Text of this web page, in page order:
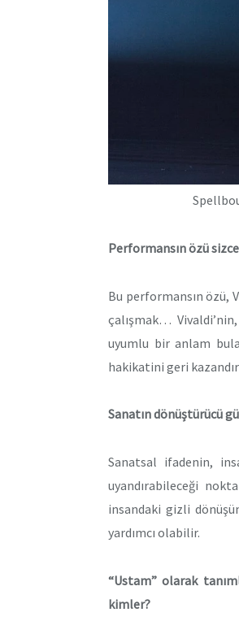
Performansın özü
Bu performansın özü,
çalışmak…
uyumlu bir anlam
hakikatini geri
Sanatın dönüştürücü
Sanatsal ifadenin,
uyandırabileceği
insandaki gizli
yardımcı olabilir.
“Ustam” olarak
kimler?